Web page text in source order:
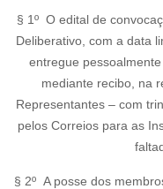
§ 1º O edital de
Deliberativo, com a data
entregue
mediante recibo, na
Representantes – com
pelos Correios para as
§ 2º A posse dos